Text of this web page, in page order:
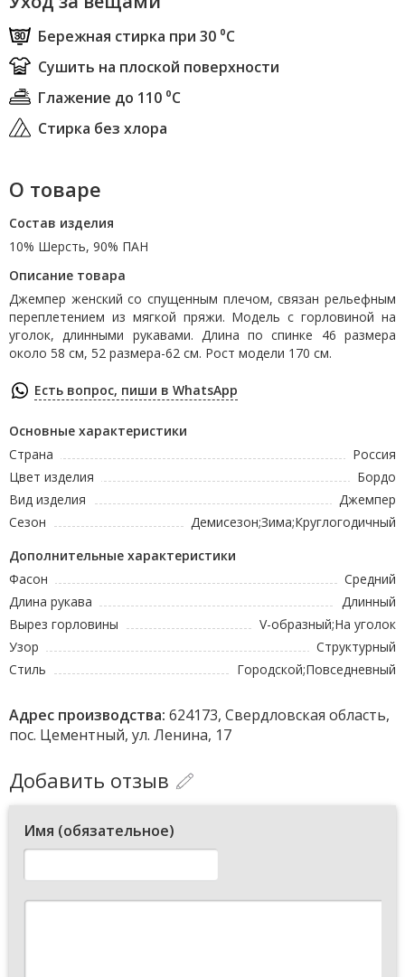
Бережная стирка при 30 ⁰С
Сушить на плоской поверхности
Глажение до 110 ⁰С
Стирка без хлора
О товаре
Основные характеристики
Страна
Россия
Цвет изделия
Бордо
Вид изделия
Джемпер
Сезон
Демисезон;Зима;Круглогодичный
Дополнительные характеристики
Фасон
Средний
Длина рукава
Длинный
Вырез горловины
V-образный;На уголок
Узор
Структурный
Стиль
Городской;Повседневный
Состав изделия
10% Шерсть, 90% ПАН
Описание товара
Джемпер женский со спущенным плечом, связан рельефным
переплетением из мягкой пряжи. Модель с горловиной на
уголок, длинными рукавами. Длина по спинке 46 размера
около 58 см, 52 размера-62 см. Рост модели 170 см.
Есть вопрос, пиши в WhatsApp
Адрес производства: 624173, Свердловская область,
пос. Цементный, ул. Ленина, 17
Добавить отзыв
Имя (обязательное)